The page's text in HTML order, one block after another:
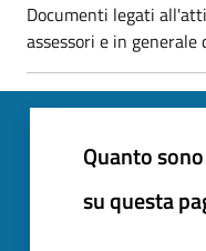
Documenti legati
assessori e in
Quanto
su questa